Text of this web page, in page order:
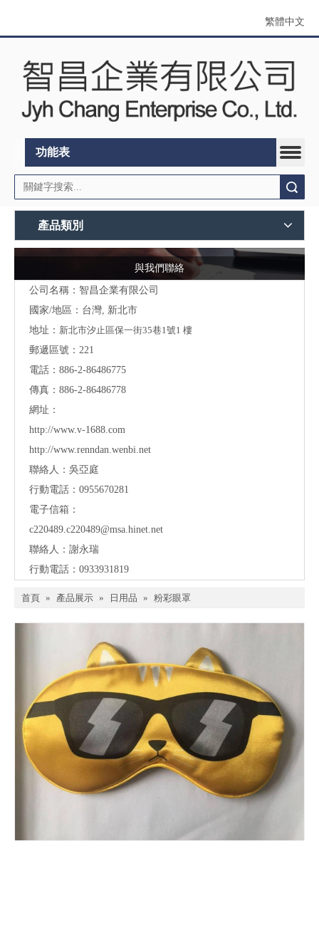
繁體中文
功能表
產品類別
與我們聯絡
公司名稱：智昌企業有限公司
國家/地區：台灣, 新北市
地址： 新北市汐止區保一街35巷1號1 樓
郵遞區號：221
電話：886-2-86486775
傳真：886-2-86486778
網址：
http://www.v-1688.com
http://www.renndan.wenbi.net
聯絡人：吳亞庭
行動電話：0955670281
電子信箱：
c220489.c220489@msa.hinet.net
聯絡人：謝永瑞
行動電話：0933931819
首頁 » 產品展示 » 日用品 » 粉彩眼罩